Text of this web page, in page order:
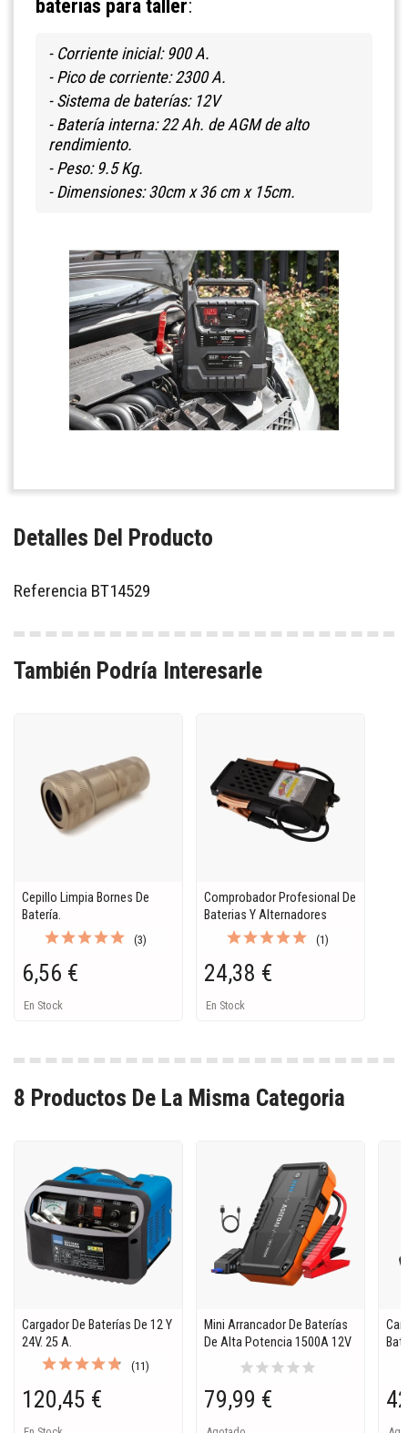
baterías para taller:
- Corriente inicial: 900 A.
- Pico de corriente: 2300 A.
- Sistema de baterías: 12V
- Batería interna: 22 Ah. de AGM de alto
rendimiento.
- Peso: 9.5 Kg.
- Dimensiones: 30cm x 36 cm x 15cm.
Detalles Del Producto
Referencia BT14529
También Podría Interesarle
Cepillo Limpia Bornes De
Batería.
(3)
6,56 €
En Stock
Comprobador Profesional De
Baterias Y Alternadores
(1)
24,38 €
En Stock
8 Productos De La Misma Categoria
Cargador De Baterías De 12 Y
24V. 25 A.
(11)
120,45 €
Mini Arrancador De Baterías
De Alta Potencia 1500A 12V
starstarstarstarstar
79,99 €